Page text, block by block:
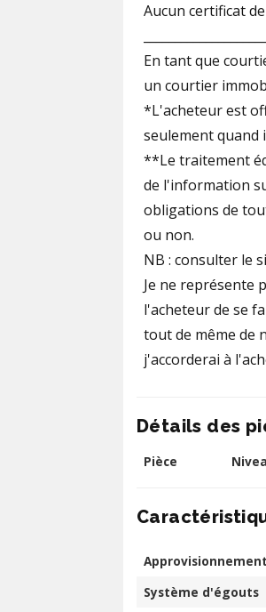
Aucun certificat
En tant que
un courtier
*L'acheteur est
seulement quand
**Le traitement
de l'information
obligations de
ou non.
NB : consulter le
Je ne représente
l'acheteur de se
tout de même de
j'accorderai à
Détails des
Pièce
Système d'égouts